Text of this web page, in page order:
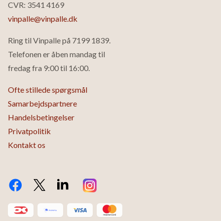
CVR: 3541 4169
vinpalle@vinpalle.dk
Ring til Vinpalle på 7199 1839
Telefonen er åben mandag til
fredag fra 9:00 til 16:00.
Ofte stillede spørgsmål
Samarbejdspartnere
Handelsbetingelser
Privatpolitik
Kontakt os
FacebookTwitter X.com
LinkedInInstagram